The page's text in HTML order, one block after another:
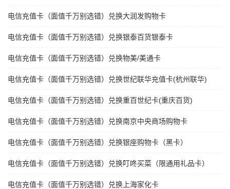
电信充值卡（面值千万别选错）兑换大润发购物卡
电信充值卡（面值千万别选错）兑换银泰百货银泰卡
电信充值卡（面值千万别选错）兑换物美/美通卡
电信充值卡（面值千万别选错）兑换世纪联华充值卡(杭州联华)
电信充值卡（面值千万别选错）兑换重百世纪卡(重庆百货)
电信充值卡（面值千万别选错）兑换南京中央商场购物卡
电信充值卡（面值千万别选错）兑换银座购物卡（黑卡）
电信充值卡（面值千万别选错）兑换叮咚买菜（限通用礼品卡）
电信充值卡（面值千万别选错）兑换上海家化卡